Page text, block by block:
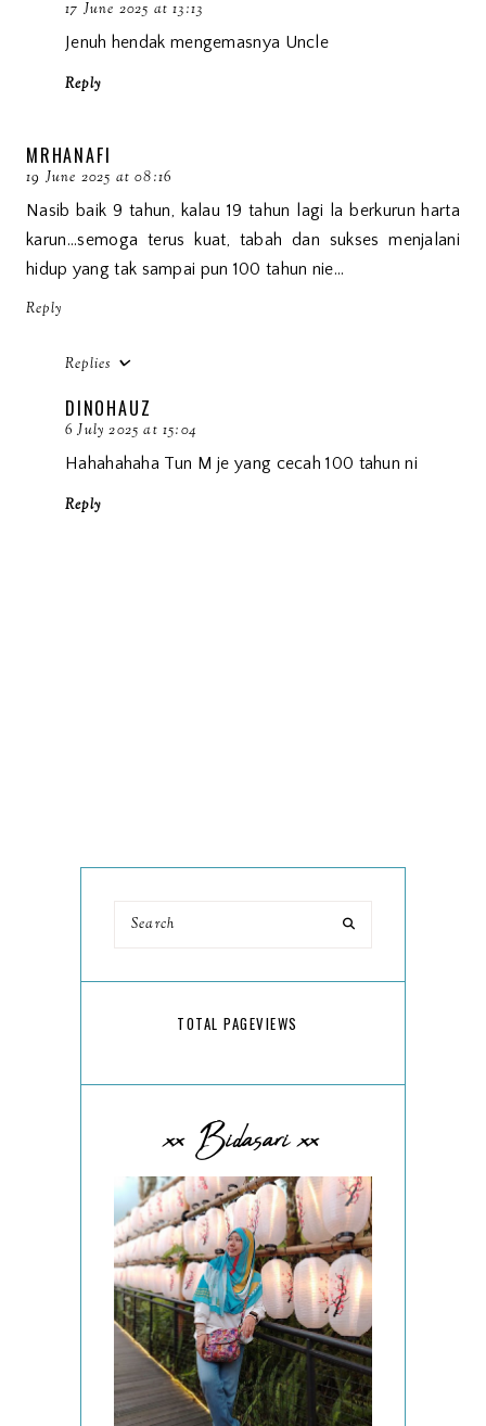
17 June 2025 at 13:13
Jenuh hendak mengemasnya Uncle
Reply
MRHANAFI
19 June 2025 at 08:16
Nasib baik 9 tahun, kalau 19 tahun lagi la berkurun harta
karun...semoga terus kuat, tabah dan sukses menjalani
hidup yang tak sampai pun 100 tahun nie...
Reply
Replies
DINOHAUZ
6 July 2025 at 15:04
Hahahahaha Tun M je yang cecah 100 tahun ni
Reply
TOTAL PAGEVIEWS
xx Bidasari xx